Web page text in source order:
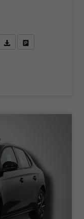
rufen Sie an
Fahrzeugexposé (PDF)
Fahrzeug parken